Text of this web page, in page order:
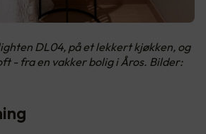
DL04, på et lekkert kjøkken, og
- fra en vakker bolig i Åros. Bilder: